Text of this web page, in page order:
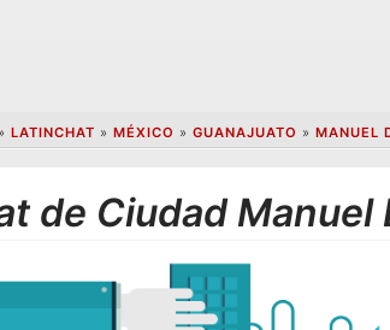
» LATINCHAT » MÉXICO » GUANAJUATO » MANUEL
de Ciudad Manuel